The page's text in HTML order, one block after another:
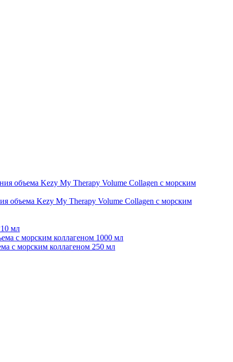
объема Kezy My Therapy Volume Collagen с морским
объема Kezy My Therapy Volume Collagen с морским
мл
с морским коллагеном 1000 мл
с морским коллагеном 250 мл